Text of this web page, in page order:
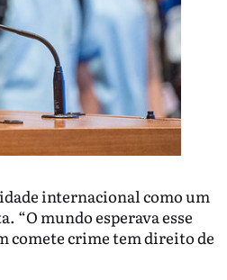
internacional como um
“O mundo esperava esse
comete crime tem direito de